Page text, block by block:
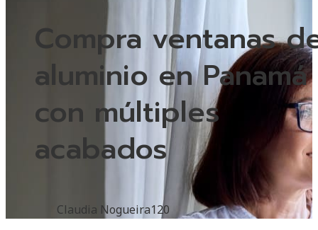
Compra ventanas
aluminio en Panamá
con múltiples
acabados
Claudia Nogueira120